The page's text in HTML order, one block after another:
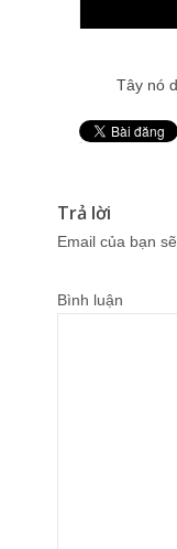
Tây nó
Trả lời
Email của bạn
Bình luận